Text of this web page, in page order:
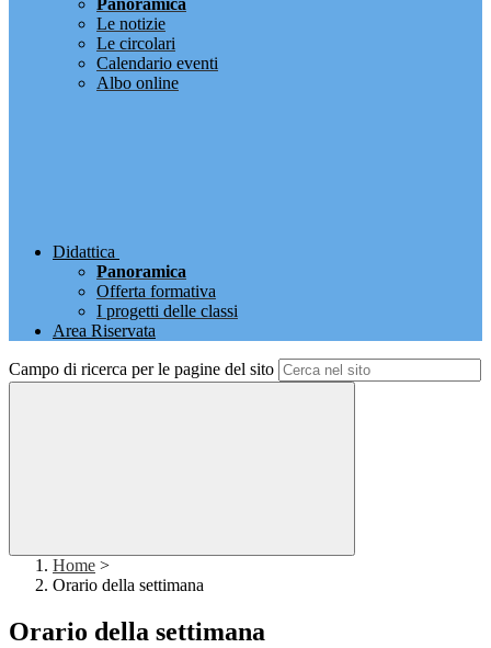
Panoramica
Le notizie
Le circolari
Calendario eventi
Albo online
Didattica
Panoramica
Offerta formativa
I progetti delle classi
Area Riservata
Campo di ricerca per le pagine del sito
Home >
Orario della settimana
Orario della settimana